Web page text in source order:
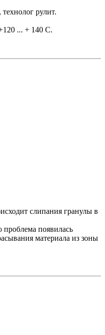
рулит.
... + 140 С.
слипания гранулы в
проблема появилась
материала из зоны